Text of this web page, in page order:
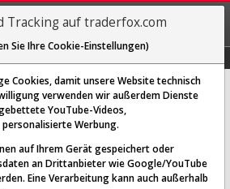
REGIS-
TRIEREN
Health Inc.
| ISIN US68170A1088]
$ 1,57 %
Aktienkurs 06.08.2026 08:37 Uhr
Tracking auf traderfox.com
Sie Ihre Cookie-Einstellungen)
Cookies, damit unsere Website technisch
verwenden wir außerdem Dienste
YouTube-Videos,
Werbung.
auf Ihrem Gerät gespeichert oder
an Drittanbieter wie Google/YouTube
Eine Verarbeitung kann auch außerhalb